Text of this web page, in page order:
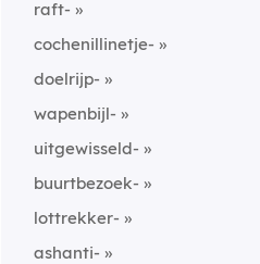
raft-
cochenillinetje-
doelrijp-
wapenbijl-
uitgewisseld-
buurtbezoek-
lottrekker-
ashanti-